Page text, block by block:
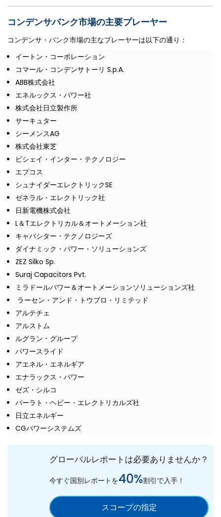
コンデンサバンク市場の主要プレーヤー
コンデンサ・バンク市場の主なプレーヤーは以下の通り：
イートン・コーポレーション
コマール・コンデンサトーリ S.p.A.
ABB株式会社
エネルックス・パワー社
株式会社日立製作所
サーキュター
シーメンスAG
株式会社東芝
ビシェイ・インター・テクノロジー
エプコス
シュナイダーエレクトリックSE
ゼネラル・エレクトリック社
日新電機株式会社
L＆Tエレクトリカル＆オートメーション社
キャパシター・テクノロジーズ
ダイナミック・パワー・ソリューションズ
ZEZ Silko Sp.
Suraj Capacitors Pvt.
ミラドールパワー＆オートメーションソリューションズ社
ラーセン・アンド・トウブロ・リミテッド
アルテチェ
アルストム
ルグラン・グループ
パワースライド
アエネル・エネルギア
エナラックス・パワー
ゼズ・シルコ
バーラト・ヘビー・エレクトリカルズ社
日立エネルギー
CGパワーシステムズ
グローバルレポートは必要ありませんか？
今すぐ国別レポートを40%割引で入手！
スコープの指定